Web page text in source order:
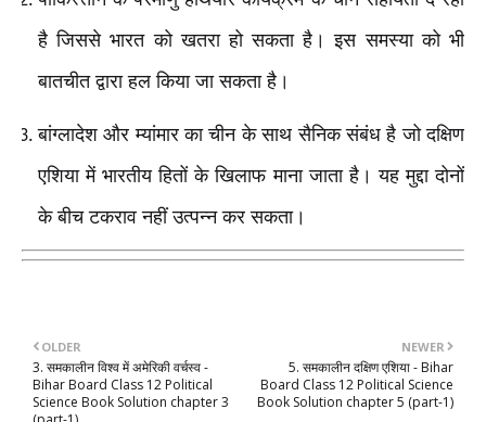
है जिससे भारत को खतरा हो सकता है। इस समस्या को भी
बातचीत द्वारा हल किया जा सकता है।
बांग्लादेश और म्यांमार का चीन के साथ सैनिक संबंध है जो दक्षिण
एशिया में भारतीय हितों के खिलाफ माना जाता है। यह मुद्दा दोनों
के बीच टकराव नहीं उत्पन्न कर सकता।
NEWER
5. समकालीन दक्षिण एशिया - Bihar
Board Class 12 Political Science
Book Solution chapter 5 (part-1)
OLDER
3. समकालीन विश्व में अमेरिकी वर्चस्व -
Bihar Board Class 12 Political
Science Book Solution chapter 3